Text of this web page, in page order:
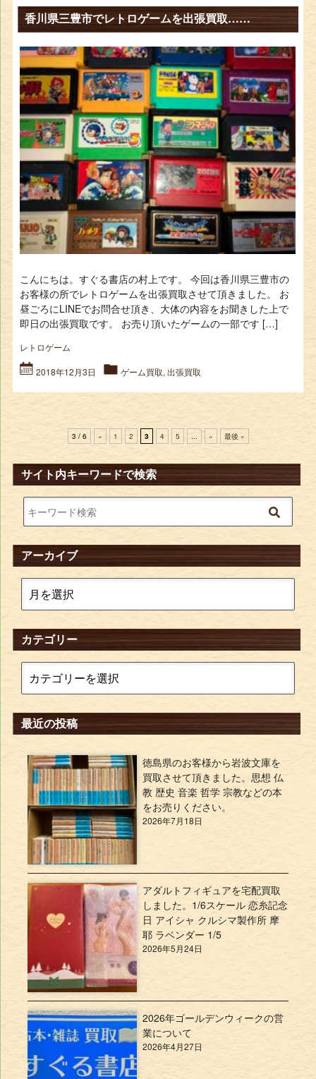
香川県三豊市でレトロゲームを出張買取……
こんにちは。すぐる書店の村上です。 今回は香川県三豊市の
お客様の所でレトロゲームを出張買取させて頂きました。 お
昼ごろにLINEでお問合せ頂き、大体の内容をお聞きした上で
即日の出張買取です。 お売り頂いたゲームの一部です […]
レトロゲーム
2018年12月3日 ゲーム買取 ,出張買取
3 / 6 « 1 2 3 4 5 ... » 最後 »
サイト内キーワードで検索
アーカイブ
カテゴリー
最近の投稿
徳島県のお客様から岩波文庫を
買取させて頂きました。思想 仏
教 歴史 音楽 哲学 宗教などの本
をお売りください。
2026年7月18日
アダルトフィギュアを宅配買取
しました。1/6スケール 恋糸記念
日 アイシャ クルシマ製作所 摩
耶 ラベンダー 1/5
2026年5月24日
2026年ゴールデンウィークの営
業について
2026年4月27日